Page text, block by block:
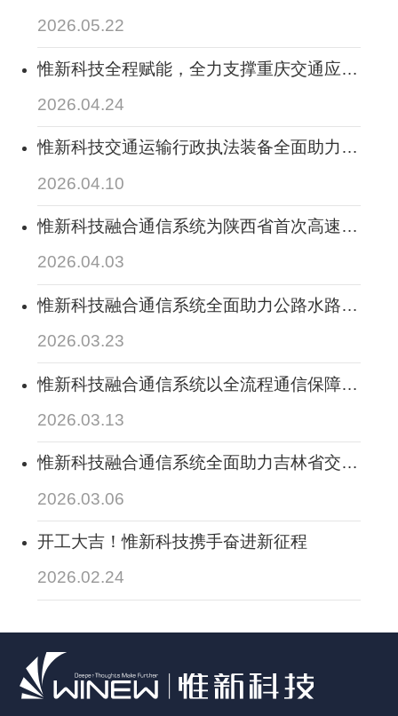
运输全场景调度处置业务新能力
2026.05.22
惟新科技全程赋能，全力支撑重庆交通应急
通信保障拉练，守护应急通信“最后一公里”
2026.04.24
惟新科技交通运输行政执法装备全面助力合
2026.04.10
惟新科技融合通信系统为陕西省首次高速公
路建设领域视频调度会议保驾护航
2026.04.03
惟新科技融合通信系统全面助力公路水路交
通基础设施数字化转型升级工程构筑通信调
置效能
2026.03.23
惟新科技融合通信系统以全流程通信保障，
赋能高速公路“手机+无卡便捷通行”模式下
增效管理目标
2026.03.13
惟新科技融合通信系统全面助力吉林省交通
2026.03.06
开工大吉！惟新科技携手奋进新征程
2026.02.24